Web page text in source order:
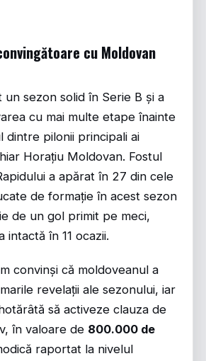
cu Moldovan
un sezon solid în Serie B și a
cu mai multe etape înainte
dintre pilonii principali ai
Horațiu Moldovan. Fostul
a apărat în 27 din cele
de formație în acest sezon
de un gol primit pe meci,
intactă în 11 ocazii.
convinși că moldoveanul a
revelații ale sezonului, iar
să activeze clauza de
în valoare de 800.000 de
raportat la nivelul